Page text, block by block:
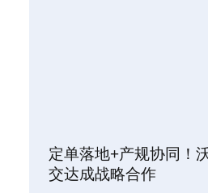
定单落地+产规协同！
交达成战略合作